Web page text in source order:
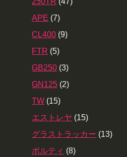
APE (7)
CL400 (9)
FTR (5)
GB250 (3)
GN125 (2)
TW (15)
エストレヤ (15)
グラストラッカー (13)
ボルティ (8)